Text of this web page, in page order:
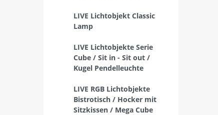
LIVE Lichtobjekt Classic
Lamp
LIVE Lichtobjekte Serie
Cube / Sit in - Sit out /
Kugel Pendelleuchte
LIVE RGB Lichtobjekte
Bistrotisch / Hocker mit
Sitzkissen / Mega Cube